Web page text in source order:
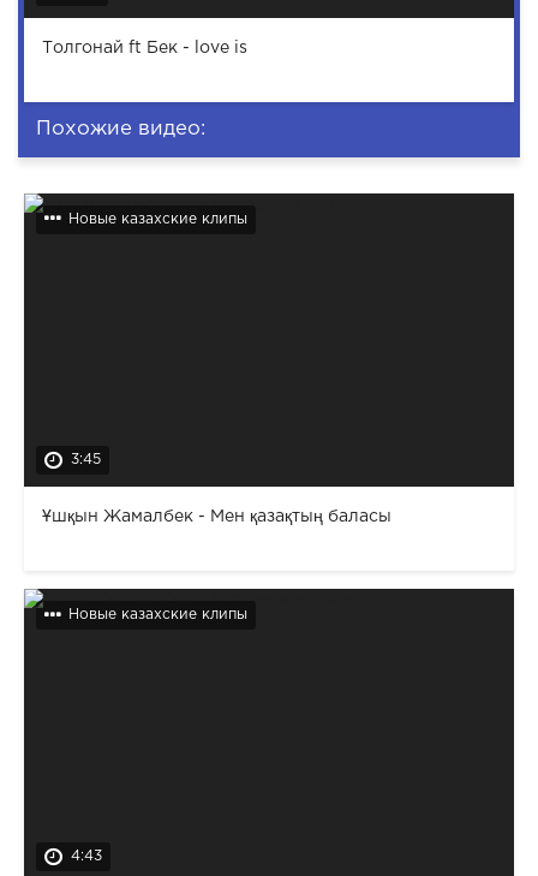
Толгонай ft Бек - love is
Похожие видео:
Новые казахские клипы
3:45
Ұшқын Жамалбек - Мен қазақтың баласы
Новые казахские клипы
4:43